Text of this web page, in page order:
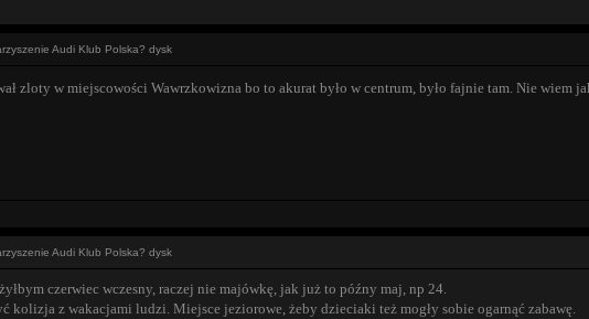
Audi Klub Polska? dysk
zloty w miejscowości Wawrzkowizna bo to akurat było w centrum, było fajnie tam. Nie wiem
Audi Klub Polska? dysk
czerwiec wczesny, raczej nie majówkę, jak już to późny maj, np 24.
kolizja z wakacjami ludzi. Miejsce jeziorowe, żeby dzieciaki też mogły sobie ogarnąć zabawę.